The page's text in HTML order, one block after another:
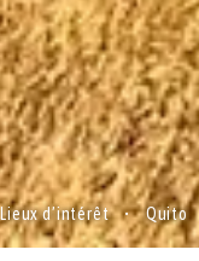
Lieux d’intérêt Quito